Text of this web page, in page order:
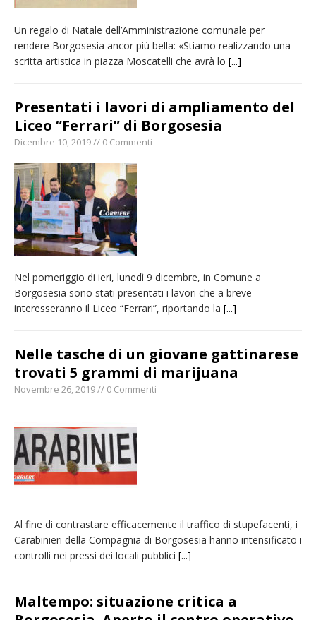
Un regalo di Natale dell’Amministrazione comunale per
rendere Borgosesia ancor più bella: «Stiamo realizzando una
scritta artistica in piazza Moscatelli che avrà lo [...]
Presentati i lavori di ampliamento del
Liceo “Ferrari” di Borgosesia
Dicembre 10, 2019 // 0 Commenti
Nel pomeriggio di ieri, lunedì 9 dicembre, in Comune a
Borgosesia sono stati presentati i lavori che a breve
interesseranno il Liceo “Ferrari”, riportando la [...]
Nelle tasche di un giovane gattinarese
trovati 5 grammi di marijuana
Novembre 26, 2019 // 0 Commenti
Al fine di contrastare efficacemente il traffico di stupefacenti, i
Carabinieri della Compagnia di Borgosesia hanno intensificato i
controlli nei pressi dei locali pubblici [...]
Maltempo: situazione critica a